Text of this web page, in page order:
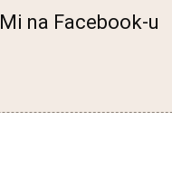
Mi na Facebook-u